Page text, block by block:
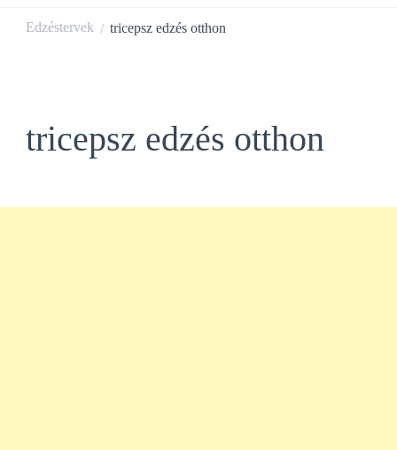
Edzéstervek / tricepsz edzés otthon
tricepsz edzés otthon